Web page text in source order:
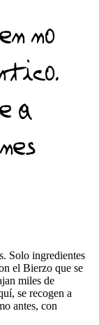
no
a
Solo ingredientes
el Bierzo que se
miles de
se recogen a
antes, con